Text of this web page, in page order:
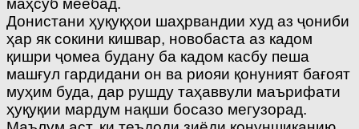
маҳсуб меёбад.
Донистани ҳуқуқҳои шаҳрвандии худ аз ҷониби
ҳар як сокини кишвар, новобаста аз кадом
қишри ҷомеа будану ба кадом касбу пеша
машғул гардидани он ва риояи қонуният бағоят
муҳим буда, дар рушду таҳаввули маърифати
ҳуқуқии мардум нақши босазо мегузорад.